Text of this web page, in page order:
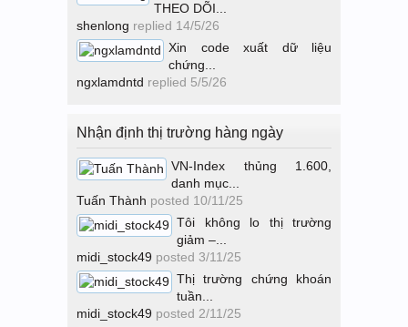
THEO DÕI...
shenlong replied 14/5/26
Xin code xuất dữ liệu
chứng...
ngxlamdntd replied 5/5/26
Nhận định thị trường hàng ngày
VN-Index thủng 1.600,
danh mục...
Tuấn Thành posted 10/11/25
Tôi không lo thị trường
giảm –...
midi_stock49 posted 3/11/25
Thị trường chứng khoán
tuần...
midi_stock49 posted 2/11/25